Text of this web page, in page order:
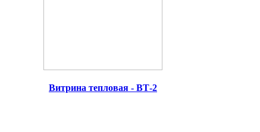
Витрина тепловая - ВТ-2